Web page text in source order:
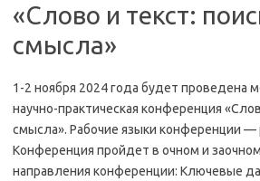
«Слово и текст:
смысла»
1-2 ноября 2024 года будет проведена
научно-практическая конференция
смысла». Рабочие языки конференции —
Конференция пройдет в очном и
направления конференции: Ключевые